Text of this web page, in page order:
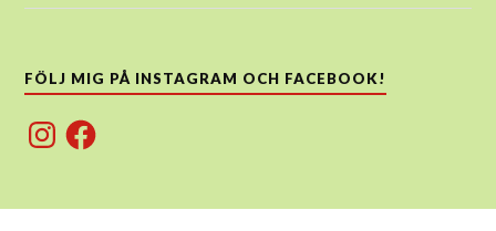
FÖLJ MIG PÅ INSTAGRAM OCH FACEBOOK!
InstagramFacebook